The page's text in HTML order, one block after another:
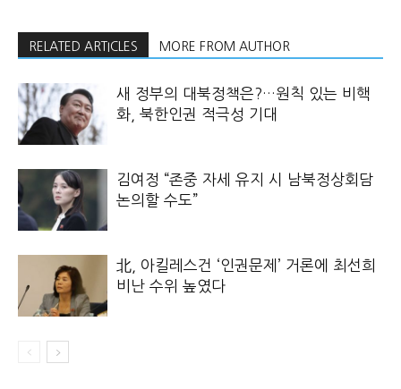
RELATED ARTICLES MORE FROM AUTHOR
새 정부의 대북정책은?…원칙 있는 비핵
화, 북한인권 적극성 기대
김여정 “존중 자세 유지 시 남북정상회담
논의할 수도”
北, 아킬레스건 ‘인권문제’ 거론에 최선희
비난 수위 높였다